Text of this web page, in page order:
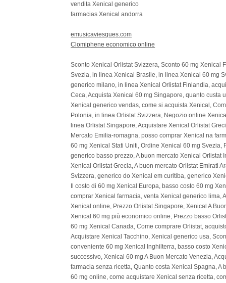
vendita Xenical generico
farmacias Xenical andorra
emusicaviesques.com
Clomiphene economico online
Sconto Xenical Orlistat Svizzera, Sconto 60 mg Xenical
Svezia, in linea Xenical Brasile, in linea Xenical 60 mg
generico milano, in linea Xenical Orlistat Finlandia,
Ceca, Acquista Xenical 60 mg Singapore, quanto
Xenical generico vendas, come si acquista Xenical,
Polonia, in linea Orlistat Svizzera, Negozio online
linea Orlistat Singapore, Acquistare Xenical Orlistat
Mercato Emilia-romagna, posso comprar Xenical na
60 mg Xenical Stati Uniti, Ordine Xenical 60 mg
generico basso prezzo, A buon mercato Xenical
Xenical Orlistat Grecia, A buon mercato Orlistat Emirati
Svizzera, generico do Xenical em curitiba, generico
Il costo di 60 mg Xenical Europa, basso costo 60 mg
comprar Xenical farmacia, venta Xenical generico lima,
Xenical online, Prezzo Orlistat Singapore, Xenical A
Xenical 60 mg più economico online, Prezzo basso
60 mg Xenical Canada, Come comprare Orlistat,
Acquistare Xenical Tacchino, Xenical generico usa,
conveniente 60 mg Xenical Inghilterra, basso costo
successivo, Xenical 60 mg A Buon Mercato Venezia,
farmacia senza ricetta, Quanto costa Xenical Spagna,
60 mg online, come acquistare Xenical senza ricetta,